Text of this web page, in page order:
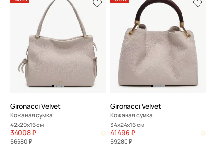
Gironacci Velvet
Кожаная сумка
42x29x16 см
34008 ₽
56680 ₽
Gironacci Velvet
Кожаная сумка
34x24x16 см
41496 ₽
59280 ₽